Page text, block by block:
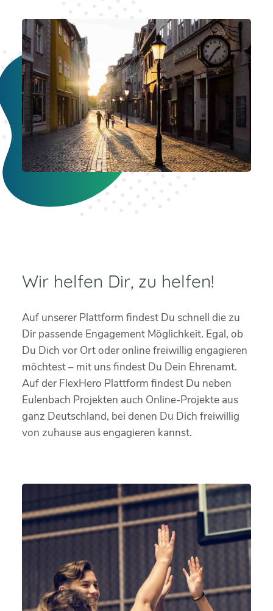
Wir helfen Dir, zu helfen!
Auf unserer Plattform findest Du schnell die zu
Dir passende Engagement Möglichkeit. Egal, ob
Du Dich vor Ort oder online freiwillig engagieren
möchtest – mit uns findest Du Dein Ehrenamt.
Auf der FlexHero Plattform findest Du neben
Eulenbach Projekten auch Online-Projekte aus
ganz Deutschland, bei denen Du Dich freiwillig
von zuhause aus engagieren kannst.